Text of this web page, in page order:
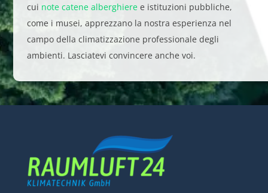
cui note catene alberghieree istituzioni pubbliche,
come i musei, apprezzano la nostra esperienza nel
campo della climatizzazione professionale degli
ambienti. Lasciatevi convincere anche voi.